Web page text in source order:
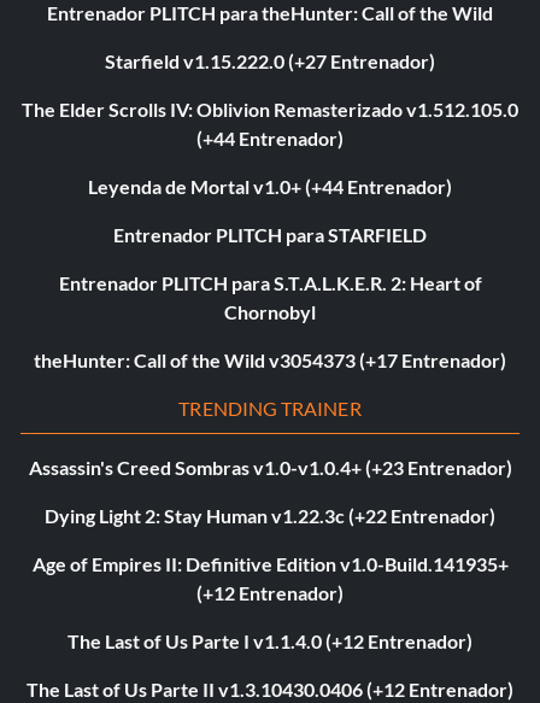
Entrenador PLITCH para theHunter: Call of the Wild
Starfield v1.15.222.0 (+27 Entrenador)
The Elder Scrolls IV: Oblivion Remasterizado v1.512.105.0
(+44 Entrenador)
Leyenda de Mortal v1.0+ (+44 Entrenador)
Entrenador PLITCH para STARFIELD
Entrenador PLITCH para S.T.A.L.K.E.R. 2: Heart of
Chornobyl
theHunter: Call of the Wild v3054373 (+17 Entrenador)
TRENDING TRAINER
Assassin's Creed Sombras v1.0-v1.0.4+ (+23 Entrenador)
Dying Light 2: Stay Human v1.22.3c (+22 Entrenador)
Age of Empires II: Definitive Edition v1.0-Build.141935+
(+12 Entrenador)
The Last of Us Parte I v1.1.4.0 (+12 Entrenador)
The Last of Us Parte II v1.3.10430.0406 (+12 Entrenador)